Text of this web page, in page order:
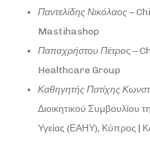
ΠαντελίδηςΝικόλαος–
Mastihashop
Παπαχρήστου Πέτρος –
Healthcare Group
Καθηγητής Πατίχης
Διοικητικού Συμβουλίου
Υγείας (ΕΑΗΥ), Κύπρος |